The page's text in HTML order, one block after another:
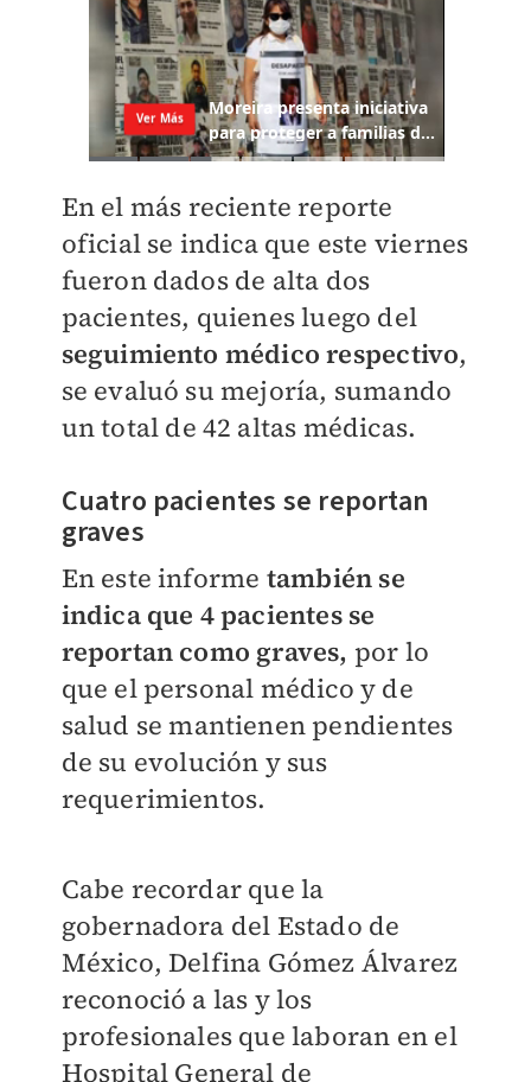
En el más reciente reporte
oficial se indica que este viernes
fueron dados de alta dos
pacientes, quienes luego del
seguimiento médico respectivo,
se evaluó su mejoría, sumando
un total de 42 altas médicas.
Cuatro pacientes se reportan
graves
En este informe también se
indica que 4 pacientes se
reportan como graves, por lo
que el personal médico y de
salud se mantienen pendientes
de su evolución y sus
requerimientos.
Cabe recordar que la
gobernadora del Estado de
México, Delfina Gómez Álvarez
reconoció a las y los
profesionales que laboran en el
Hospital General de